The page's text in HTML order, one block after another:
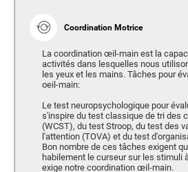
Coordination Motrice
La coordination œil-main est la
activités dans lesquelles nous
les yeux et les mains. Tâches pour
oeil-main:
Le test neuropsychologique pour
s'inspire du test classique de tri des
(WCST), du test Stroop, du test des
l'attention (TOVA) et du test
Bon nombre de ces tâches exigent
habilement le curseur sur les stimuli
exige notre coordination œil-main.